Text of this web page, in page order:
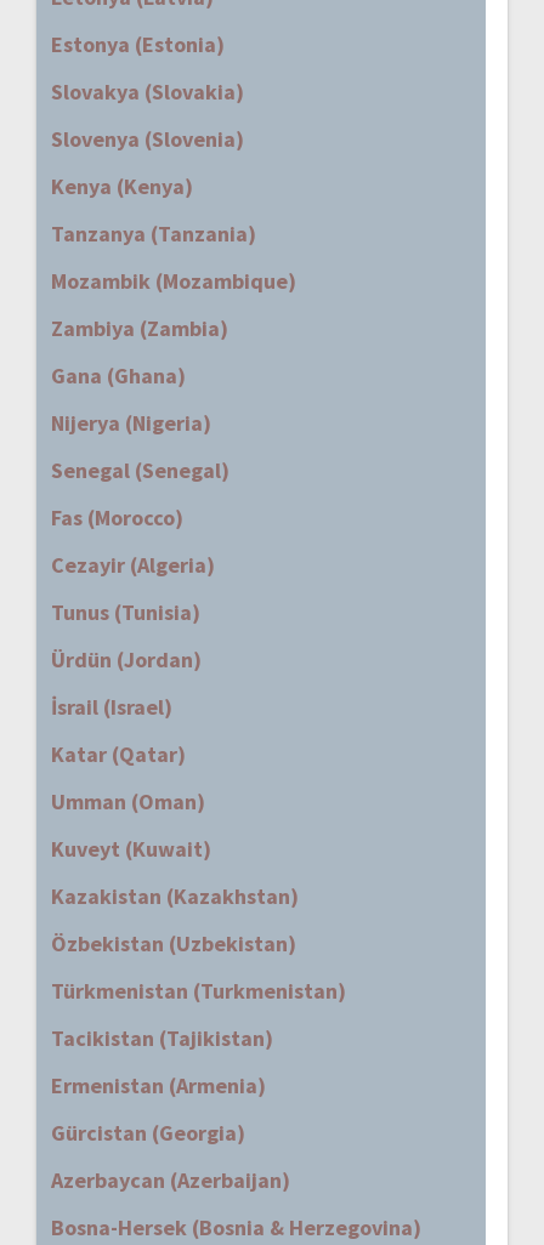
Estonya (Estonia)
Slovakya (Slovakia)
Slovenya (Slovenia)
Kenya (Kenya)
Tanzanya (Tanzania)
Mozambik (Mozambique)
Zambiya (Zambia)
Gana (Ghana)
Nijerya (Nigeria)
Senegal (Senegal)
Fas (Morocco)
Cezayir (Algeria)
Tunus (Tunisia)
Ürdün (Jordan)
İsrail (Israel)
Katar (Qatar)
Umman (Oman)
Kuveyt (Kuwait)
Kazakistan (Kazakhstan)
Özbekistan (Uzbekistan)
Türkmenistan (Turkmenistan)
Tacikistan (Tajikistan)
Ermenistan (Armenia)
Gürcistan (Georgia)
Azerbaycan (Azerbaijan)
Bosna-Hersek (Bosnia & Herzegovina)